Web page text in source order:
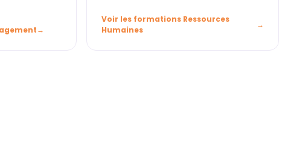
Voir les formations Ressources
Humaines